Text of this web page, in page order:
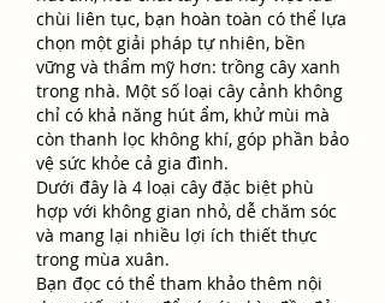
chùi liên tục, bạn hoàn toàn có thể lựa
chọn một giải pháp tự nhiên, bền
vững và thẩm mỹ hơn: trồng cây xanh
trong nhà. Một số loại cây cảnh không
chỉ có khả năng hút ẩm, khử mùi mà
còn thanh lọc không khí, góp phần bảo
vệ sức khỏe cả gia đình.
Dưới đây là 4 loại cây đặc biệt phù
hợp với không gian nhỏ, dễ chăm sóc
và mang lại nhiều lợi ích thiết thực
trong mùa xuân.
Bạn đọc có thể tham khảo thêm nội